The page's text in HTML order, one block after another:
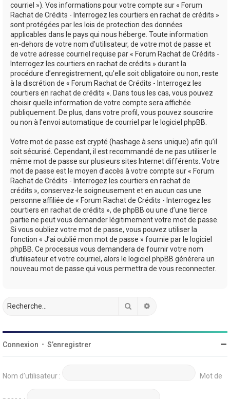
courriel »). Vos informations pour votre compte sur « Forum
Rachat de Crédits - Interrogez les courtiers en rachat de crédits »
sont protégées par les lois de protection des données
applicables dans le pays qui nous héberge. Toute information
en-dehors de votre nom d’utilisateur, de votre mot de passe et
de votre adresse courriel requise par « Forum Rachat de Crédits -
Interrogez les courtiers en rachat de crédits » durant la
procédure d’enregistrement, qu’elle soit obligatoire ou non, reste
à la discrétion de « Forum Rachat de Crédits - Interrogez les
courtiers en rachat de crédits ». Dans tous les cas, vous pouvez
choisir quelle information de votre compte sera affichée
publiquement. De plus, dans votre profil, vous pouvez souscrire
ou non à l’envoi automatique de courriel par le logiciel phpBB.
Votre mot de passe est crypté (hashage à sens unique) afin qu’il
soit sécurisé. Cependant, il est recommandé de ne pas utiliser le
même mot de passe sur plusieurs sites Internet différents. Votre
mot de passe est le moyen d’accès à votre compte sur « Forum
Rachat de Crédits - Interrogez les courtiers en rachat de
crédits », conservez-le soigneusement et en aucun cas une
personne affiliée de « Forum Rachat de Crédits - Interrogez les
courtiers en rachat de crédits », de phpBB ou une d’une tierce
partie ne peut vous demander légitimement votre mot de passe.
Si vous oubliez votre mot de passe, vous pouvez utiliser la
fonction « J’ai oublié mon mot de passe » fournie par le logiciel
phpBB. Ce processus vous demandera de fournir votre nom
d’utilisateur et votre courriel, alors le logiciel phpBB générera un
nouveau mot de passe qui vous permettra de vous reconnecter.
Rechercher
Connexion • S’enregistrer
Nom d’utilisateur : Mot de